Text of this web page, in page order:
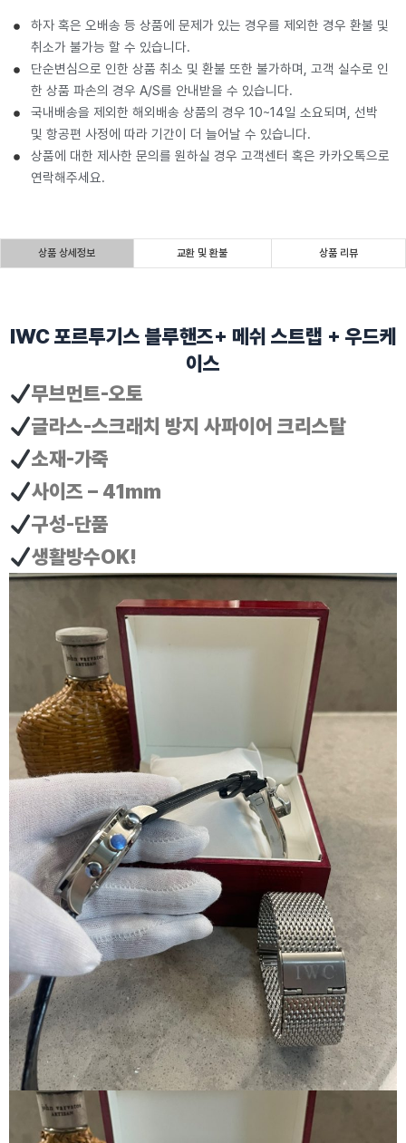
하자 혹은 오배송 등 상품에 문제가 있는 경우를 제외한 경우 환불 및
취소가 불가능 할 수 있습니다.
단순변심으로 인한 상품 취소 및 환불 또한 불가하며, 고객 실수로 인
한 상품 파손의 경우 A/S를 안내받을 수 있습니다.
국내배송을 제외한 해외배송 상품의 경우 10~14일 소요되며, 선박
및 항공편 사정에 따라 기간이 더 늘어날 수 있습니다.
상품에 대한 제사한 문의를 원하실 경우 고객센터 혹은 카카오톡으로
연락해주세요.
상품 상세정보 교환 및 환불 상품 리뷰
IWC 포르투기스 블루핸즈+ 메쉬 스트랩 + 우드케
이스
무브먼트-오토
글라스-스크래치 방지 사파이어 크리스탈
소재-가죽
사이즈 – 41mm
구성-단품
생활방수OK!